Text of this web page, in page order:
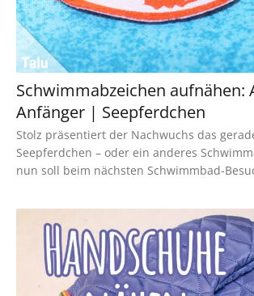
Schwimmabzeichen aufnähen:
Anfänger | Seepferdchen
Stolz präsentiert der Nachwuchs das
Seepferdchen – oder ein anderes
nun soll beim nächsten Schwimmbad-